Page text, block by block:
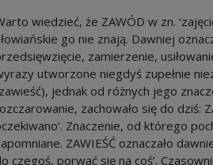
wiedzieć, że ZAWÓD w zn.
go nie znają. Dawniej
zamierzenie,
utworzone niegdyś zupełnie
jednak od różnych jego
zachowało się do dziś:
Znaczenie, od którego
ZAWIEŚĆ oznaczało
czegoś, porwać się na coś’.